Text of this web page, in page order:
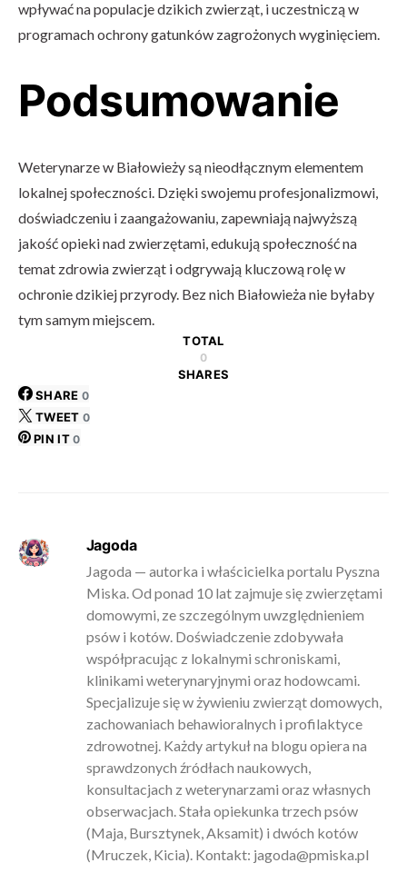
wpływać na populacje dzikich zwierząt, i uczestniczą w
programach ochrony gatunków zagrożonych wyginięciem.
Podsumowanie
Weterynarze w Białowieży są nieodłącznym elementem
lokalnej społeczności. Dzięki swojemu profesjonalizmowi,
doświadczeniu i zaangażowaniu, zapewniają najwyższą
jakość opieki nad zwierzętami, edukują społeczność na
temat zdrowia zwierząt i odgrywają kluczową rolę w
ochronie dzikiej przyrody. Bez nich Białowieża nie byłaby
tym samym miejscem.
TOTAL
0
SHARES
SHARE 0
TWEET 0
PIN IT 0
Jagoda
Jagoda — autorka i właścicielka portalu Pyszna
Miska. Od ponad 10 lat zajmuje się zwierzętami
domowymi, ze szczególnym uwzględnieniem
psów i kotów. Doświadczenie zdobywała
współpracując z lokalnymi schroniskami,
klinikami weterynaryjnymi oraz hodowcami.
Specjalizuje się w żywieniu zwierząt domowych,
zachowaniach behawioralnych i profilaktyce
zdrowotnej. Każdy artykuł na blogu opiera na
sprawdzonych źródłach naukowych,
konsultacjach z weterynarzami oraz własnych
obserwacjach. Stała opiekunka trzech psów
(Maja, Bursztynek, Aksamit) i dwóch kotów
(Mruczek, Kicia). Kontakt: jagoda@pmiska.pl